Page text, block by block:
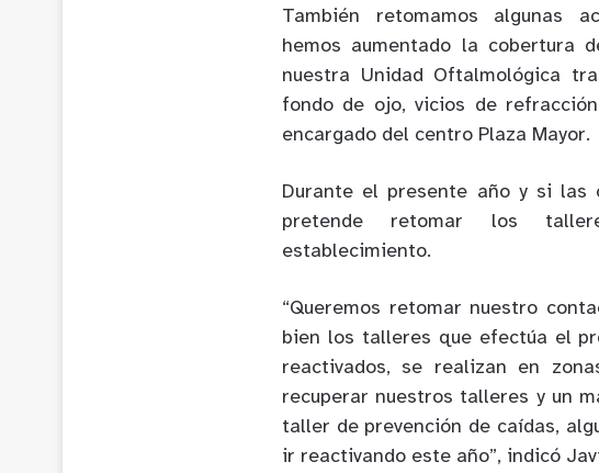
También retomamos algunas
hemos aumentado la cobertura
nuestra Unidad Oftalmológica
fondo de ojo, vicios de
encargado del centro Plaza Mayor.
Durante el presente año y si las
pretende retomar los
establecimiento.
“Queremos retomar nuestro
bien los talleres que efectúa el
reactivados, se realizan en
recuperar nuestros talleres y un
taller de prevención de caídas,
ir reactivando este año”, indicó